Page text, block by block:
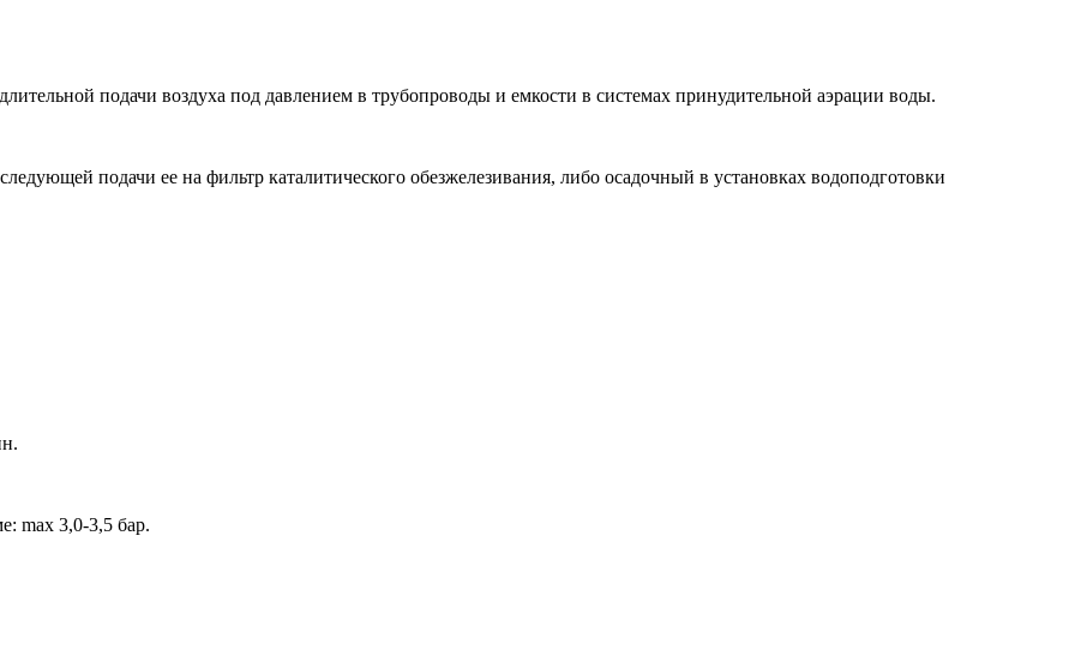
подачи воздуха под давлением в трубопроводы и емкости в системах принудительной аэрации воды.
подачи ее на фильтр каталитического обезжелезивания, либо осадочный в установках водоподготовки
max 3,0-3,5 бар.